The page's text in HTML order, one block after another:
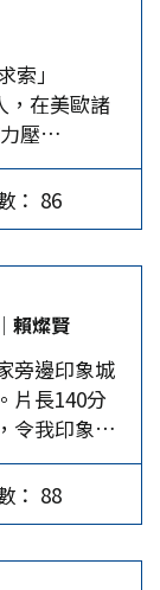
，美軍現
依據飛機
依據戰機
美國「通用
型號，早
彈藥約112
射模式為
M61A2為
付不同的
」
，在美歐諸
壓
世在美國
全球晶片
近17%，
界譽為中
1957年蘇
：這給美
來應對中美
： 86
賴燦賢
旁邊印象城
片長140分
令我印象特
不管你身在
2月17日，
幣120億，
： 88